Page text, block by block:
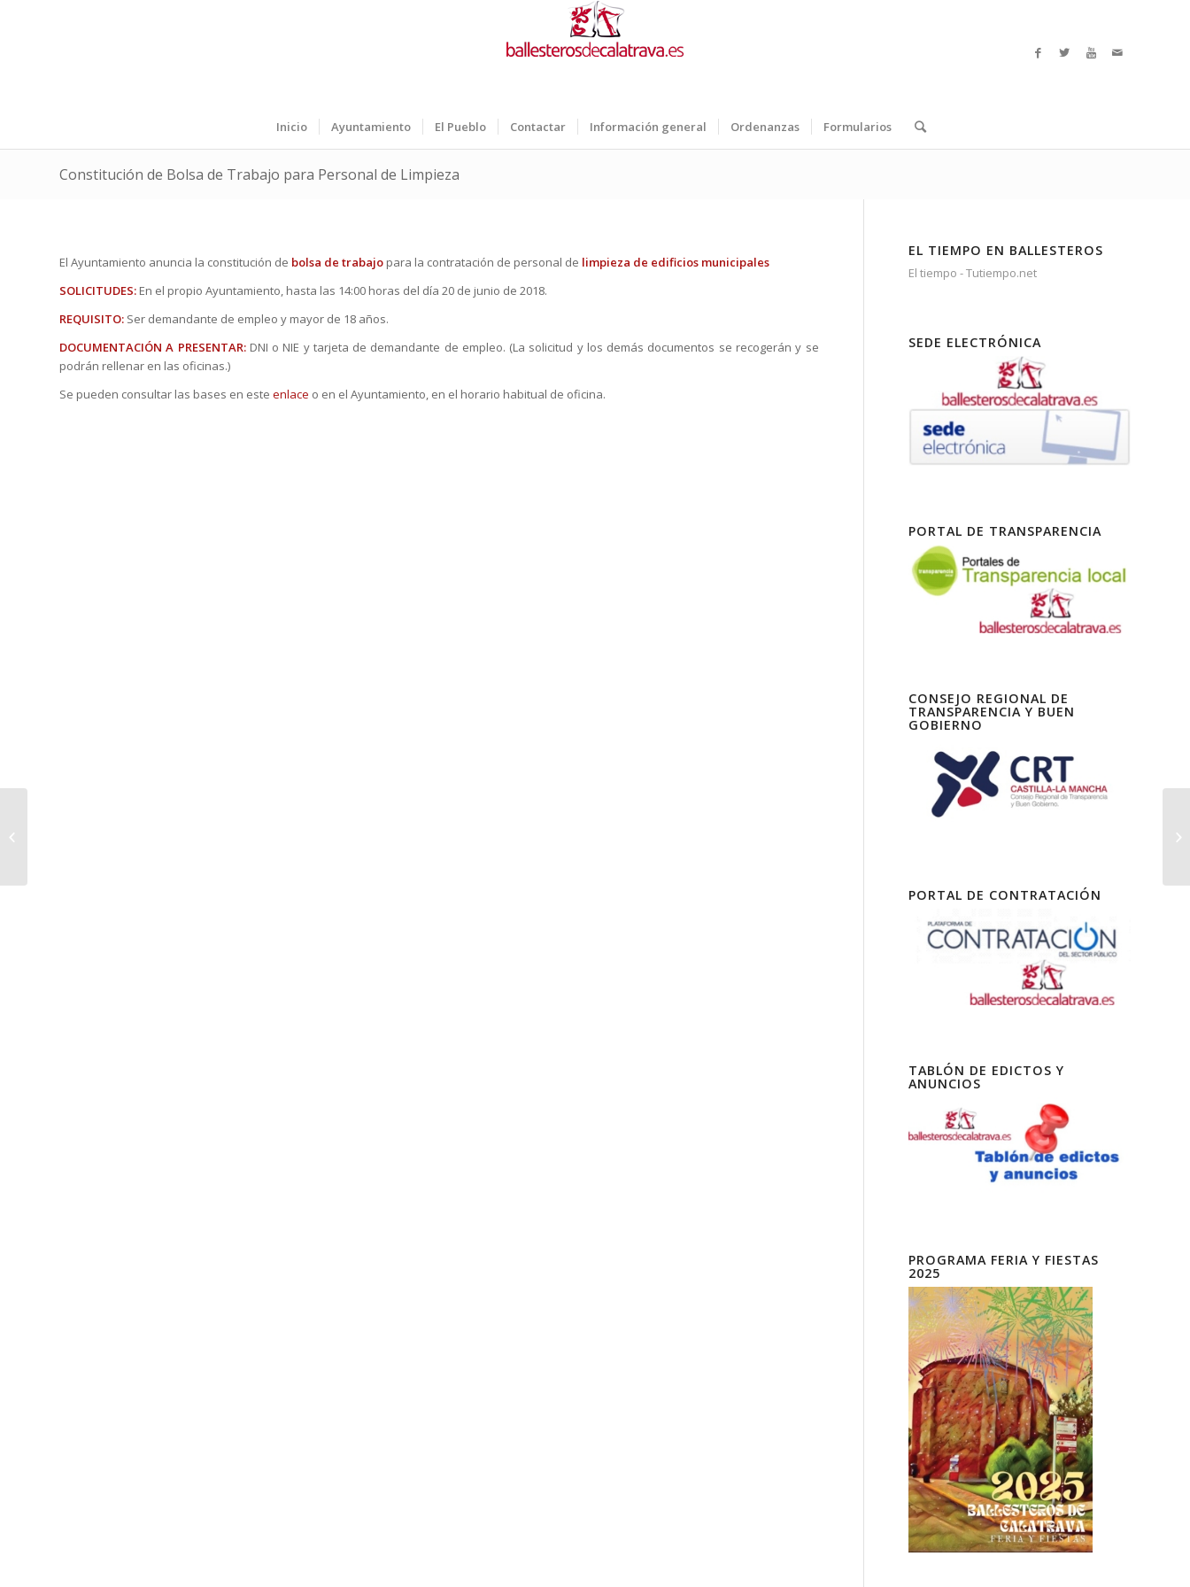
Inicio Ayuntamiento El Pueblo Contactar Información general Ordenanzas Formularios
Constitución de Bolsa de Trabajo para Personal de Limpieza
El Ayuntamiento anuncia la constitución de bolsa de trabajo para la contratación de personal de limpieza de edificios municipales
SOLICITUDES: En el propio Ayuntamiento, hasta las 14:00 horas del día 20 de junio de 2018.
REQUISITO: Ser demandante de empleo y mayor de 18 años.
DOCUMENTACIÓN A PRESENTAR: DNI o NIE y tarjeta de demandante de empleo. (La solicitud y los demás documentos se recogerán y se
podrán rellenar en las oficinas.)
Se pueden consultar las bases en este enlace o en el Ayuntamiento, en el horario habitual de oficina.
EL TIEMPO EN BALLESTEROS
El tiempo - Tutiempo.net
SEDE ELECTRÓNICA
PORTAL DE TRANSPARENCIA
CONSEJO REGIONAL DE
TRANSPARENCIA Y BUEN
GOBIERNO
PORTAL DE CONTRATACIÓN
TABLÓN DE EDICTOS Y
ANUNCIOS
PROGRAMA FERIA Y FIESTAS
2025